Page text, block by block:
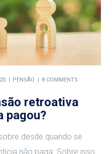
PENSÃO 8 COMMENTS
retroativa
pagou?
desde quando se
não paga. Sobre isso